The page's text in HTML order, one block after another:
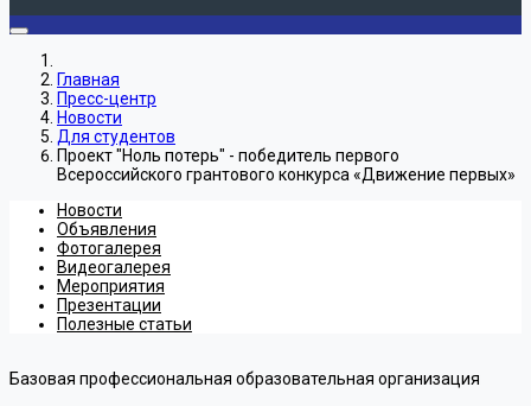
Главная
Пресс-центр
Новости
Для студентов
Проект "Ноль потерь" - победитель первого
Всероссийского грантового конкурса «Движение первых»
Новости
Объявления
Фотогалерея
Видеогалерея
Мероприятия
Презентации
Полезные статьи
Базовая профессиональная образовательная организация